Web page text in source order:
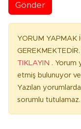
Gönder
YORUM YAPMAK
TIKLAYIN . Yorum
etmiş bulunuyor
Yazılan
sorumlu tutulamaz.